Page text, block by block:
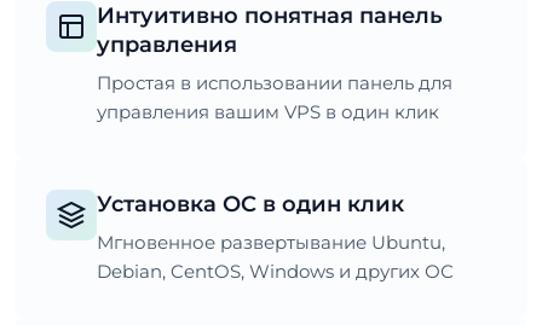
Интуитивно понятная панель
управления
Простая в использовании панель для
управления вашим VPS в один клик
Установка ОС в один клик
Мгновенное развертывание Ubuntu,
Debian, CentOS, Windows и других ОС